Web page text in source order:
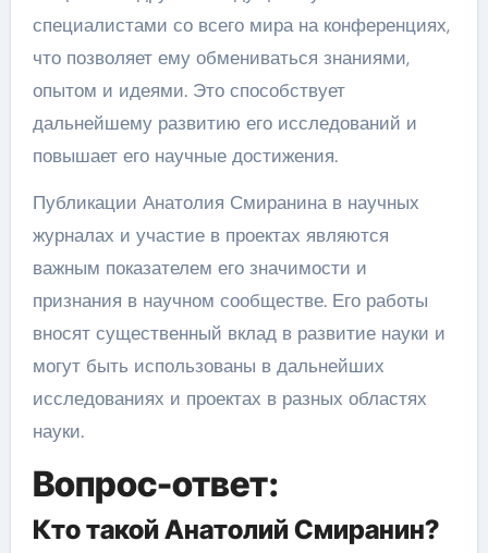
специалистами со всего мира на конференциях,
что позволяет ему обмениваться знаниями,
опытом и идеями. Это способствует
дальнейшему развитию его исследований и
повышает его научные достижения.
Публикации Анатолия Смиранина в научных
журналах и участие в проектах являются
важным показателем его значимости и
признания в научном сообществе. Его работы
вносят существенный вклад в развитие науки и
могут быть использованы в дальнейших
исследованиях и проектах в разных областях
науки.
Вопрос-ответ:
Кто такой Анатолий Смиранин?